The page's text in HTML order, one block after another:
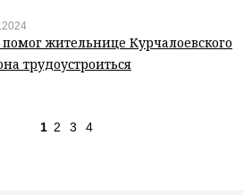
жительнице Курчалоевского
трудоустроиться
1 2 3 4